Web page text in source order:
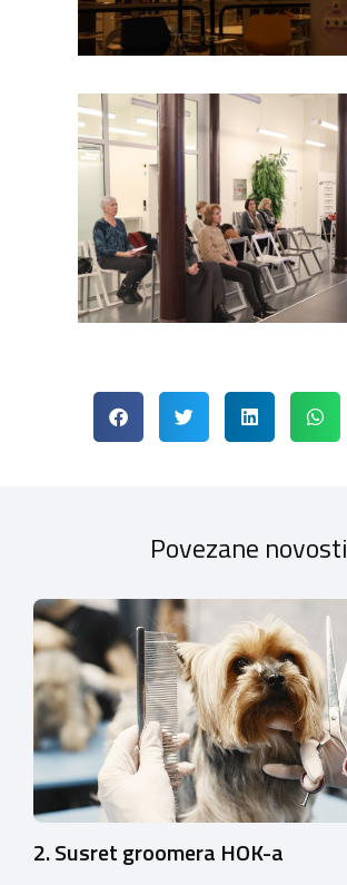
Povezane novosti
2. Susret groomera HOK-a